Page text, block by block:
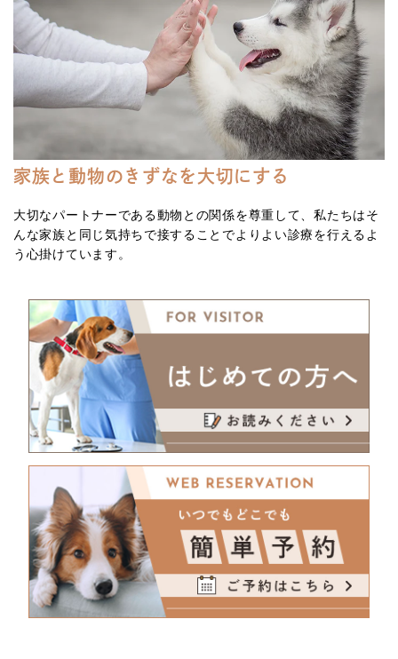
家族と動物のきずなを大切にする
大切なパートナーである動物との関係を尊重して、私たちはそ
んな家族と同じ気持ちで接することでよりよい診療を行えるよ
う心掛けています。